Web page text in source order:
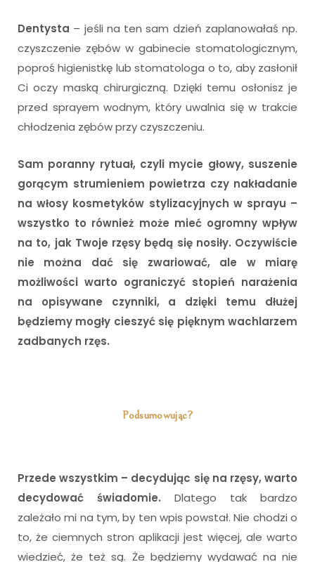
Dentysta – jeśli na ten sam dzień zaplanowałaś np.
czyszczenie zębów w gabinecie stomatologicznym,
poproś higienistkę lub stomatologa o to, aby zasłonił
Ci oczy maską chirurgiczną. Dzięki temu osłonisz je
przed sprayem wodnym, który uwalnia się w trakcie
chłodzenia zębów przy czyszczeniu.
Sam poranny rytuał, czyli mycie głowy, suszenie
gorącym strumieniem powietrza czy nakładanie
na włosy kosmetyków stylizacyjnych w sprayu –
wszystko to również może mieć ogromny wpływ
na to, jak Twoje rzęsy będą się nosiły. Oczywiście
nie można dać się zwariować, ale w miarę
możliwości warto ograniczyć stopień narażenia
na opisywane czynniki, a dzięki temu dłużej
będziemy mogły cieszyć się pięknym wachlarzem
zadbanych rzęs.
Podsumowując?
Przede wszystkim – decydując się na rzęsy, warto
decydować świadomie. Dlatego tak bardzo
zależało mi na tym, by ten wpis powstał. Nie chodzi o
to, że ciemnych stron aplikacji jest więcej, ale warto
wiedzieć, że też są. Że będziemy wydawać na nie